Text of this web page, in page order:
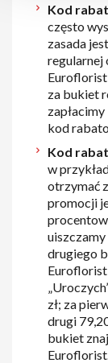
Kod
często
zasada
regularnej
za bukiet
kod
Kod
w
otrzymać
promocji
drugiego
zł; za
drugi
bukiet
Euroflorist.